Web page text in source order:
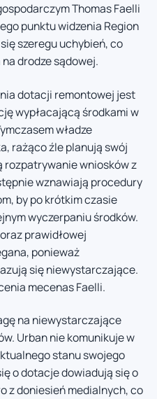
Thomas Faelli
punktu widzenia Region
szeregu uchybień, co
drodze sądowej.
dotacji remontowej jest
wypłacającą środkami w
władze
rażąco źle planują swój
rozpatrywanie wniosków z
wznawiają procedury
by po krótkim czasie
wyczerpaniu środków.
prawidłowej
ponieważ
się niewystarczające.
mecenas Faelli.
na niewystarczające
Urban nie komunikuje w
stanu swojego
o dotacje dowiadują się o
z doniesień medialnych, co